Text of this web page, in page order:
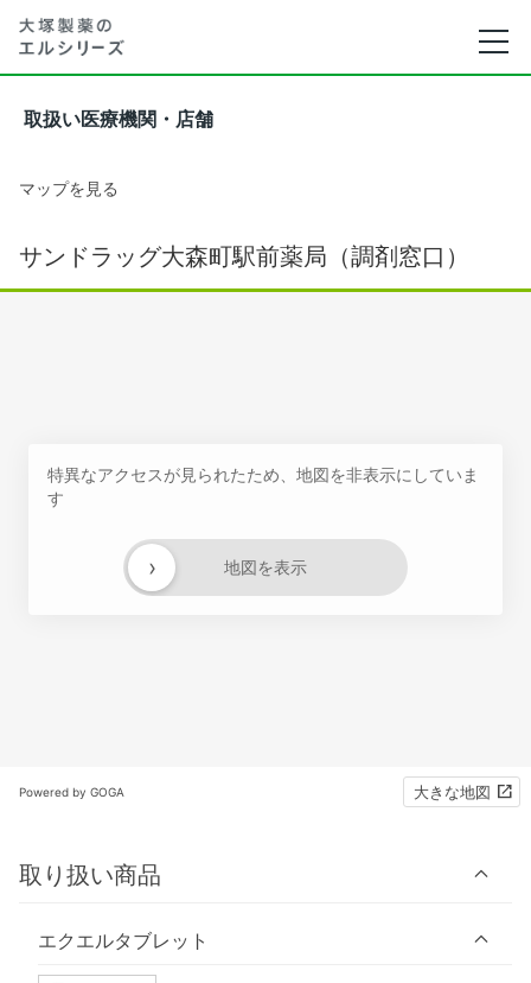
取扱い医療機関・店舗
マップを見る
サンドラッグ大森町駅前薬局（調剤窓口）
特異なアクセスが見られたため、地図を非表示にしていま
す
地図を表示
›
Powered by GOGA 大きな地図
取り扱い商品
エクエルタブレット